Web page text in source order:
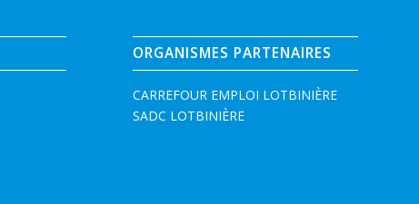
ORGANISMES PARTENAIRES
CARREFOUR EMPLOI LOTBINIÈRE
SADC LOTBINIÈRE